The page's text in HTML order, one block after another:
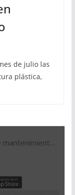
de julio las
plástica,